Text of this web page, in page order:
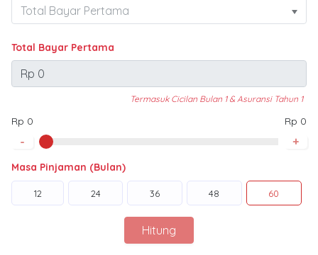
Total Bayar Pertama
Termasuk Cicilan Bulan 1 & Asuransi Tahun 1
Rp 0 Rp 0
- +
Masa Pinjaman (Bulan)
12 24 36 48 60
Hitung